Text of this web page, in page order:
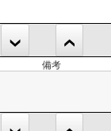
備考